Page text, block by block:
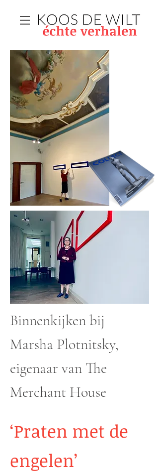
Binnenkijken bij
Marsha Plotnitsky,
eigenaar van The
Merchant House
‘Praten met de
engelen’